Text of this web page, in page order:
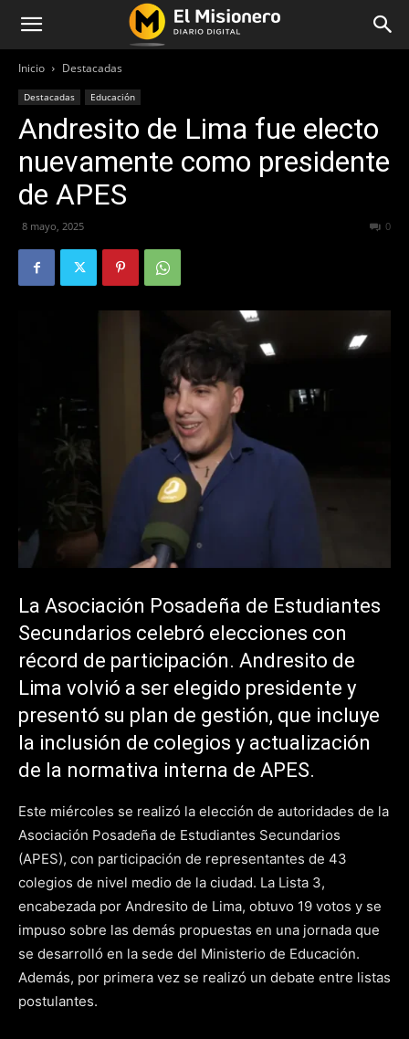
Inicio Destacadas
Destacadas Educación
Andresito de Lima fue electo
nuevamente como presidente
de APES
8 mayo, 2025 0
La Asociación Posadeña de Estudiantes
Secundarios celebró elecciones con
récord de participación. Andresito de
Lima volvió a ser elegido presidente y
presentó su plan de gestión, que incluye
la inclusión de colegios y actualización
de la normativa interna de APES.
Este miércoles se realizó la elección de autoridades de la
Asociación Posadeña de Estudiantes Secundarios
(APES), con participación de representantes de 43
colegios de nivel medio de la ciudad. La Lista 3,
encabezada por Andresito de Lima, obtuvo 19 votos y se
impuso sobre las demás propuestas en una jornada que
se desarrolló en la sede del Ministerio de Educación.
Además, por primera vez se realizó un debate entre listas
postulantes.